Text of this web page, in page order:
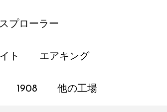
プローラー
ト エアキング
1908 他の工場